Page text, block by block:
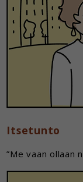
Itsetunto
”Me vaan ollaan